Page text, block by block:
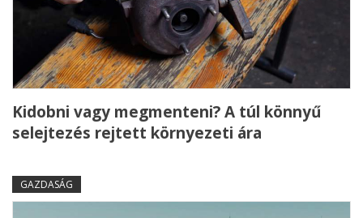
Kidobni vagy megmenteni? A túl könnyű
selejtezés rejtett környezeti ára
GAZDASÁG